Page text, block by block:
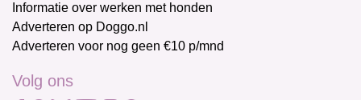
Informatie over werken met honden
Adverteren op Doggo.nl
Adverteren voor nog geen €10 p/mnd
Volg ons